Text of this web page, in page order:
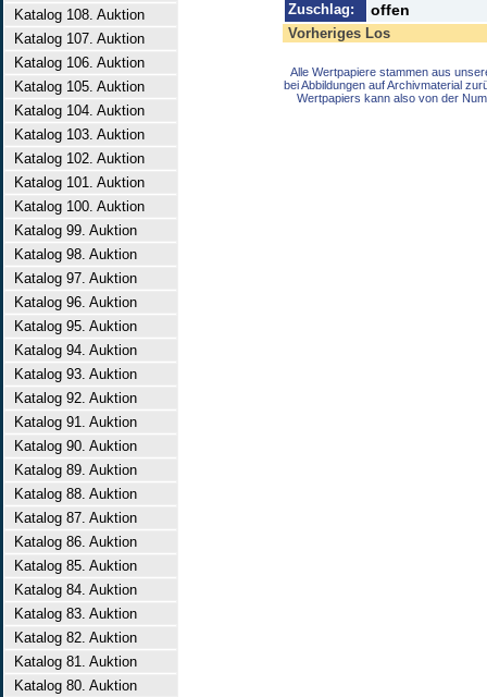
Katalog 108. Auktion
Katalog 107. Auktion
Katalog 106. Auktion
Katalog 105. Auktion
Katalog 104. Auktion
Katalog 103. Auktion
Katalog 102. Auktion
Katalog 101. Auktion
Katalog 100. Auktion
Katalog 99. Auktion
Katalog 98. Auktion
Katalog 97. Auktion
Katalog 96. Auktion
Katalog 95. Auktion
Katalog 94. Auktion
Katalog 93. Auktion
Katalog 92. Auktion
Katalog 91. Auktion
Katalog 90. Auktion
Katalog 89. Auktion
Katalog 88. Auktion
Katalog 87. Auktion
Katalog 86. Auktion
Katalog 85. Auktion
Katalog 84. Auktion
Katalog 83. Auktion
Katalog 82. Auktion
Katalog 81. Auktion
Katalog 80. Auktion
Zuschlag: offen
Vorheriges Los
Alle Wertpapiere stammen aus
bei Abbildungen auf Archivmaterial
Wertpapiers kann also von der